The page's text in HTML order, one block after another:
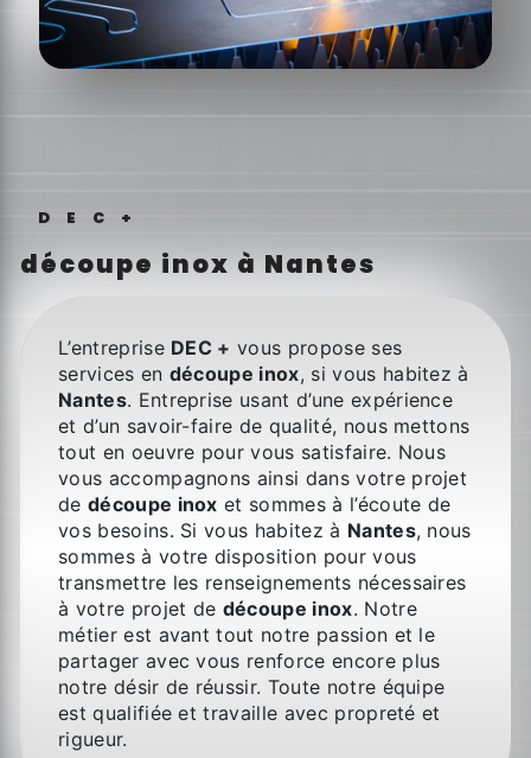
DEC+
découpe inox à Nantes
L’entreprise DEC + vous propose ses
services en découpe inox, si vous habitez à
Nantes. Entreprise usant d’une expérience
et d’un savoir-faire de qualité, nous mettons
tout en oeuvre pour vous satisfaire. Nous
vous accompagnons ainsi dans votre projet
de découpe inox et sommes à l’écoute de
vos besoins. Si vous habitez à Nantes, nous
sommes à votre disposition pour vous
transmettre les renseignements nécessaires
à votre projet de découpe inox. Notre
métier est avant tout notre passion et le
partager avec vous renforce encore plus
notre désir de réussir. Toute notre équipe
est qualifiée et travaille avec propreté et
rigueur.